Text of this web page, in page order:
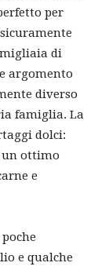
per
di
argomento
diverso
famiglia. La
dolci:
un ottimo
e
e qualche